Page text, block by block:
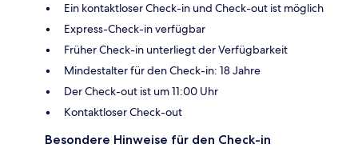
Ein kontaktloser Check-in und Check-out ist möglich
Express-Check-in verfügbar
Früher Check-in unterliegt der Verfügbarkeit
Mindestalter für den Check-in: 18 Jahre
Der Check-out ist um 11:00 Uhr
Kontaktloser Check-out
Besondere Hinweise für den Check-in